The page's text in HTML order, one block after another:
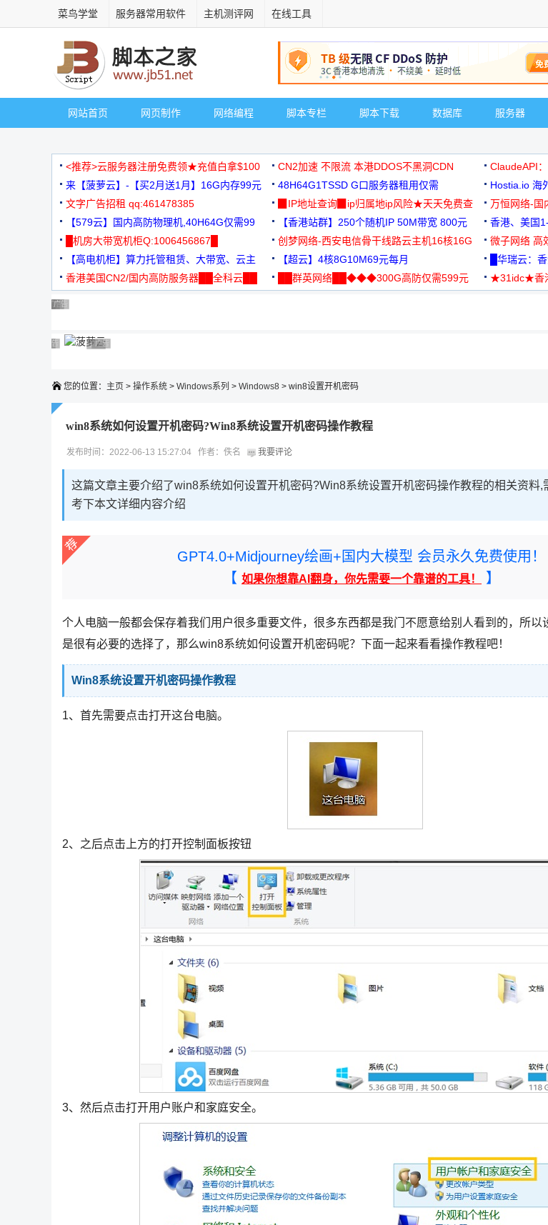
菜鸟学堂 服务器常用软件 主机测评网 在线工具
网站首页 网页制作 网络编程 脚本专栏 脚本下载 数据库 服务器
<推荐>云服务器注册免费领★充值白拿$100 CN2加速 不限流 本港DDOS不黑洞CDN ClaudeAPI
来【菠萝云】-【买2月送1月】16G内存99元
48H64G1TSSD G口服务器租用仅需
3000+可免费测试
Hostia.io 海
文字广告招租 qq:461478385
▉IP地址查询▉ip归属地ip风险★天天免费查
万恒网络-国
99元/月起
【579云】国内高防物理机,40H64G仅需99
元
【香港站群】250个随机IP 50M带宽 800元 香港、美国
█机房大带宽机柜Q:1006456867█
创梦网络-西安电信骨干线路云主机16核16G
88元/月
微子网络 高
【高电机柜】算力托管租赁、大带宽、云主
机
【超云】4核8G10M69元每月 █华瑞云：
香港美国CN2/国内高防服务器██全科云██
██群英网络██◆◆◆300G高防仅需599元
★31idc★香
广告 商业广告，理性选择
广告 商业广告，理性选择
广告 商业广告，理性选择
广告 商业广告，理性选择
广告 商业广告，理性选择
广告 商业广告，理性选择
广告 商业广告，理性选择
广告 商业广告，理性选择广告 商业广告，理性选择
广告 商业广告，理性选择
您的位置： 主页 > 操作系统 > Windows系列 > Windows8 > win8设置开机密码
win8系统如何设置开机密码?Win8系统设置开机密码操作教程
发布时间：2022-06-13 15:27:04 作者：佚名 我要评论
这篇文章主要介绍了win8系统如何设置开机密码?Win8系统设置开机密码操作教程的相关资料,
考下本文详细内容介绍
GPT4.0+Midjourney绘画+国内大模型 会员永久免费使用！
【 如果你想靠AI翻身，你先需要一个靠谱的工具！ 】
个人电脑一般都会保存着我们用户很多重要文件，很多东西都是我门不愿意给别人看到的，所以
是很有必要的选择了，那么win8系统如何设置开机密码呢？下面一起来看看操作教程吧！
Win8系统设置开机密码操作教程
1、首先需要点击打开这台电脑。
2、之后点击上方的打开控制面板按钮
3、然后点击打开用户账户和家庭安全。